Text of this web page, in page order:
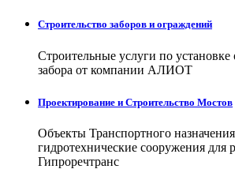
Строительство заборов и ограждений
Строительные услуги по
забора от компании АЛИОТ
Проектирование и Строительство Мостов
Объекты Транспортного
гидротехнические сооружения
Гипроречтранс